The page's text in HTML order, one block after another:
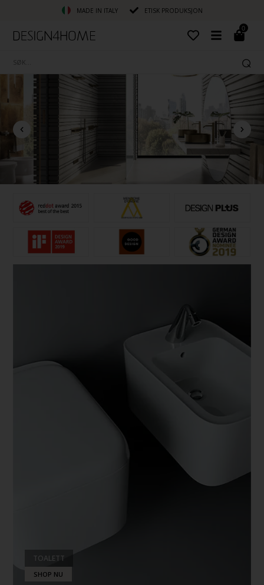
MADE IN ITALY ETISK PRODUKSJON
0
TOALETT
SHOP NU